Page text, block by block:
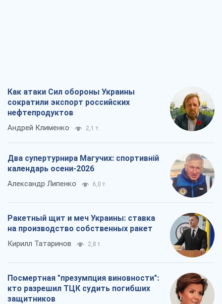
Как атаки Сил обороны Украины
сократили экспорт российских
нефтепродуктов
Андрей Клименко 2,1 т.
Два супертурнира Магучих: спортивній
календарь осени-2026
Александр Липенко 6,0 т.
Ракетный щит и меч Украины: ставка
на производство собственных ракет
Кирилл Татаринов 2,8 т.
Посмертная "презумпция виновности":
кто разрешил ТЦК судить погибших
защитников